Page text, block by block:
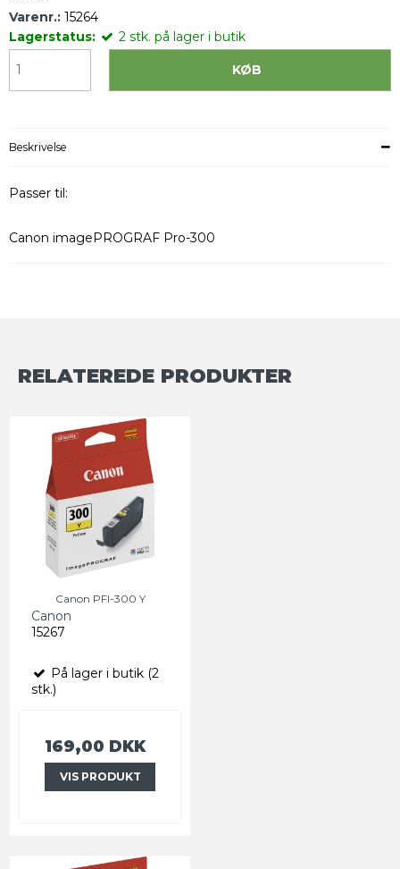
Varenr.: 15264
Lagerstatus:
2 stk. på lager i butik
KØB
Beskrivelse
Passer til:
Canon imagePROGRAF Pro-300
RELATEREDE PRODUKTER
Canon PFI-300 Y
Canon
15267
På lager i butik (2
stk.)
169,00 DKK
VIS PRODUKT